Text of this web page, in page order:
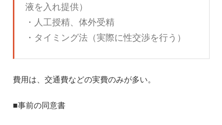
液を入れ提供）
・人工授精、体外受精
・タイミング法（実際に性交渉を行う）
費用は、交通費などの実費のみが多い。
■事前の同意書